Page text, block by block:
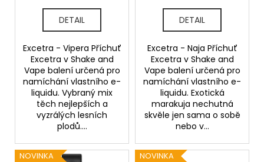
DETAIL
Excetra - Vipera Příchuť
Excetra v Shake and
Vape balení určená pro
namíchání vlastního e-
liquidu. Vybraný mix
těch nejlepších a
vyzrálých lesních
plodů....
DETAIL
Excetra - Naja Příchuť
Excetra v Shake and
Vape balení určená pro
namíchání vlastního e-
liquidu. Exotická
marakuja nechutná
skvěle jen sama o sobě
nebo v...
NOVINKA
NOVINKA